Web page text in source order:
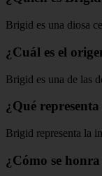
Brigid es una diosa
¿Cuál es el
Brigid es una de las
¿Qué
Brigid representa la
¿Cómo se